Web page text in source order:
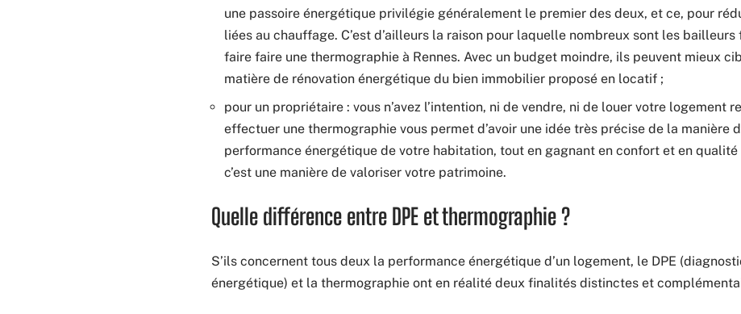
une passoire énergétique privilégie généralement le premier des deux, et ce, pour
liées au chauffage. C’est d’ailleurs la raison pour laquelle nombreux sont les
faire faire une thermographie à Rennes. Avec un budget moindre, ils peuvent mieux
matière de rénovation énergétique du bien immobilier proposé en locatif ;
pour un propriétaire : vous n’avez l’intention, ni de vendre, ni de louer votre logement
effectuer une thermographie vous permet d’avoir une idée très précise de la manière
performance énergétique de votre habitation, tout en gagnant en confort et en qualité
c’est une manière de valoriser votre patrimoine.
Quelle différence entre DPE et thermographie ?
S’ils concernent tous deux la performance énergétique d’un logement, le DPE
énergétique) et la thermographie ont en réalité deux finalités distinctes et